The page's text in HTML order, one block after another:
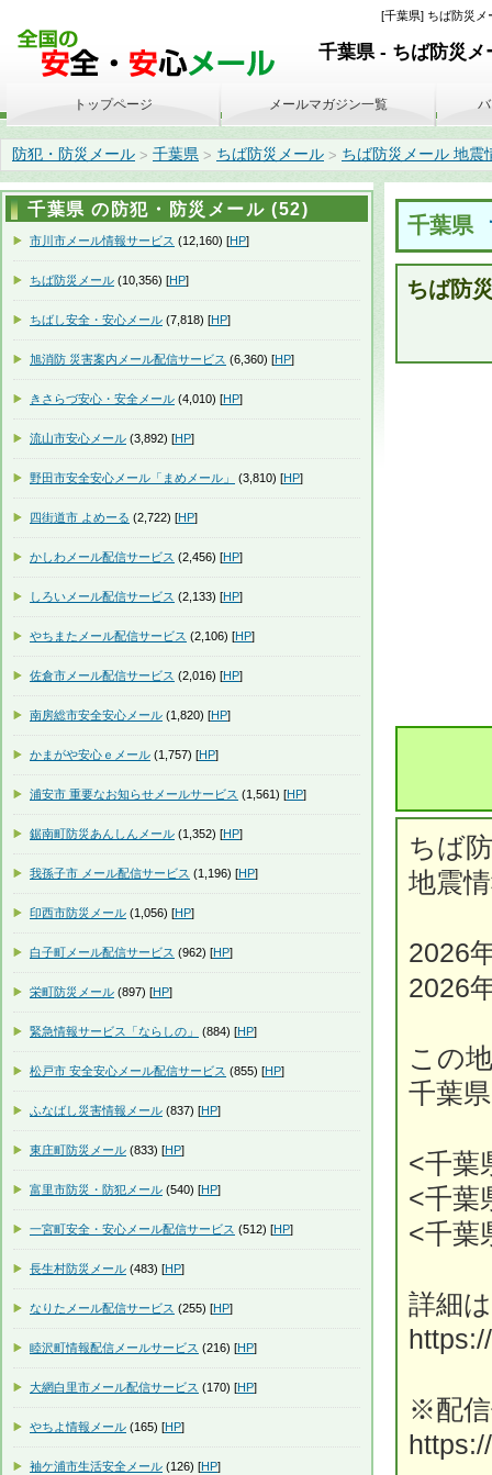
[千葉県] ちば防災
千葉県 - ちば防災メ
防犯・防災メール > 千葉県 > ちば防災メール > ちば防災メール 地
千葉県
ちば防
ちば
地震
2026
2026
この
千葉
<千葉
<千葉
<千葉
詳細
※配信
トップページ メールマガジン一覧
千葉県 の防犯・防災メール (52)
市川市メール情報サービス (12,160) [HP]
ちば防災メール (10,356) [HP]
ちばし安全・安心メール (7,818) [HP]
旭消防 災害案内メール配信サービス (6,360) [HP]
きさらづ安心・安全メール (4,010) [HP]
流山市安心メール (3,892) [HP]
野田市安全安心メール「まめメール」 (3,810) [HP]
四街道市 よめーる (2,722) [HP]
かしわメール配信サービス (2,456) [HP]
しろいメール配信サービス (2,133) [HP]
やちまたメール配信サービス (2,106) [HP]
佐倉市メール配信サービス (2,016) [HP]
南房総市安全安心メール (1,820) [HP]
かまがや安心ｅメール (1,757) [HP]
浦安市 重要なお知らせメールサービス (1,561) [HP]
鋸南町防災あんしんメール (1,352) [HP]
我孫子市 メール配信サービス (1,196) [HP]
印西市防災メール (1,056) [HP]
白子町メール配信サービス (962) [HP]
栄町防災メール (897) [HP]
緊急情報サービス「ならしの」 (884) [HP]
松戸市 安全安心メール配信サービス (855) [HP]
ふなばし災害情報メール (837) [HP]
東庄町防災メール (833) [HP]
富里市防災・防犯メール (540) [HP]
一宮町安全・安心メール配信サービス (512) [HP]
長生村防災メール (483) [HP]
なりたメール配信サービス (255) [HP]
睦沢町情報配信メールサービス (216) [HP]
大網白里市メール配信サービス (170) [HP]
やちよ情報メール (165) [HP]
袖ケ浦市生活安全メール (126) [HP]